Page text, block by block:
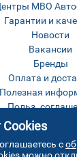
МВО
Гарантии и
Новости
Вакансии
Бренды
Оплата и
Полезная
Польз.
Оставить
Карта сайта
Cookies
с